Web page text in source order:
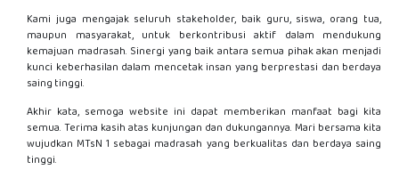
Kami juga mengajak seluruh stakeholder, baik guru, siswa, orang tua,
maupun masyarakat, untuk berkontribusi aktif dalam mendukung
kemajuan madrasah. Sinergi yang baik antara semua pihak akan menjadi
kunci keberhasilan dalam mencetak insan yang berprestasi dan berdaya
saing tinggi.
Akhir kata, semoga website ini dapat memberikan manfaat bagi kita
semua. Terima kasih atas kunjungan dan dukungannya. Mari bersama kita
wujudkan MTsN 1 sebagai madrasah yang berkualitas dan berdaya saing
tinggi.